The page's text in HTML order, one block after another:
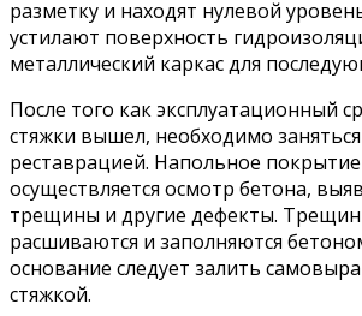
разметку и находят нулевой
устилают поверхность
металлический каркас для
После того как эксплуатационный
стяжки вышел, необходимо
реставрацией. Напольное покрытие
осуществляется осмотр бетона,
трещины и другие дефекты.
расшиваются и заполняются
основание следует залить
стяжкой.